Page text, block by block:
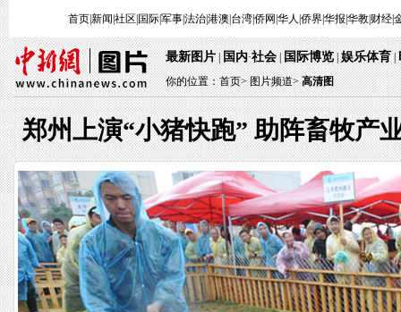
首页|新闻 社区 国际|军事|法治|港澳 台湾|侨网 华人 侨界|华报 华教| 财经|
最新图片|国内·社会|国际博览|娱乐体育|
你的位置：首页>图片频道> 高清图
郑州上演“小猪快跑” 助阵畜牧产